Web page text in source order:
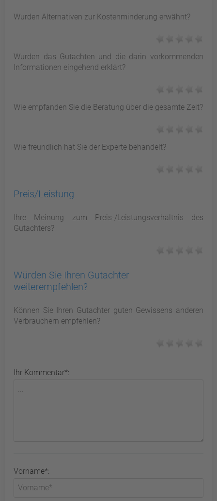
Wurden Alternativen zur Kostenminderung erwähnt?
Wurden das Gutachten und die darin vorkommenden
Informationen eingehend erklärt?
Wie empfanden Sie die Beratung über die gesamte Zeit?
Wie freundlich hat Sie der Experte behandelt?
Preis/Leistung
Ihre Meinung zum Preis-/Leistungsverhältnis des
Gutachters?
Würden Sie Ihren Gutachter
weiterempfehlen?
Können Sie Ihren Gutachter guten Gewissens anderen
Verbrauchern empfehlen?
Ihr Kommentar*:
Vorname*: